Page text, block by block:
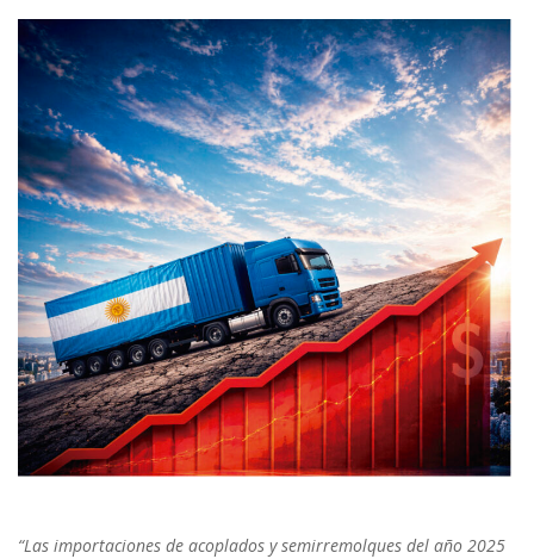
“Las importaciones de acoplados y semirremolques del año 2025